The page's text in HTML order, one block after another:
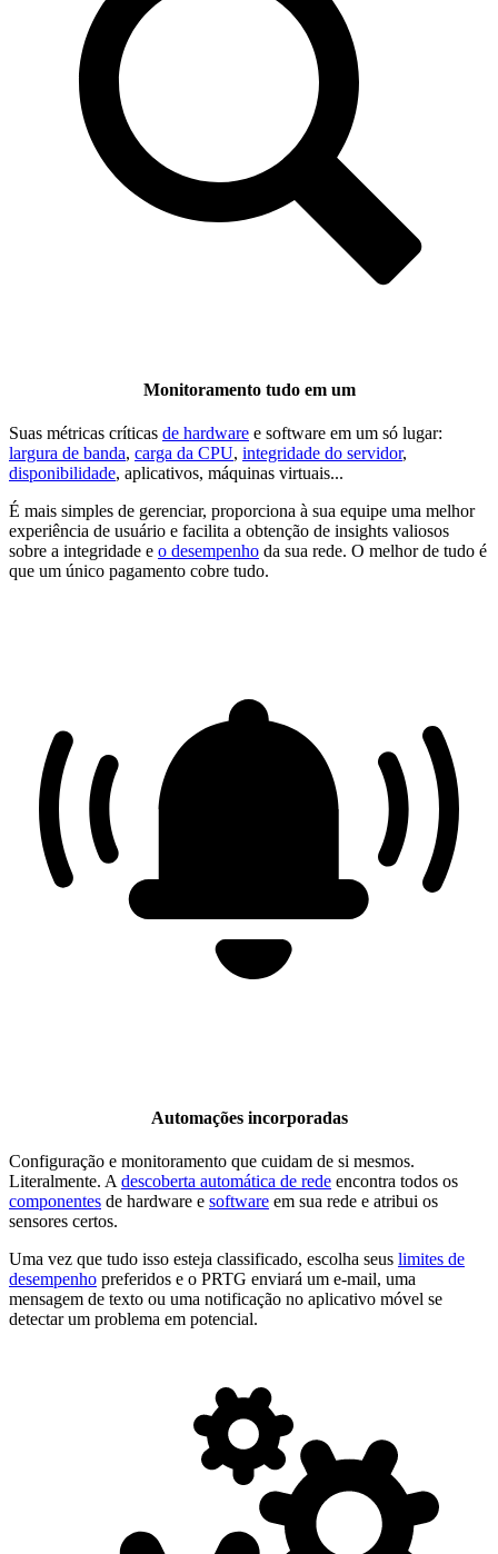
Monitoramento tudo em um
Suas métricas críticas de hardware e software em um só lugar:
largura de banda, carga da CPU, integridade do servidor,
disponibilidade, aplicativos, máquinas virtuais...
É mais simples de gerenciar, proporciona à sua equipe uma melhor
experiência de usuário e facilita a obtenção de insights valiosos
sobre a integridade e o desempenho da sua rede. O melhor de tudo é
que um único pagamento cobre tudo.
Automações incorporadas
Configuração e monitoramento que cuidam de si mesmos.
Literalmente. A descoberta automática de rede encontra todos os
componentes de hardware e software em sua rede e atribui os
sensores certos.
Uma vez que tudo isso esteja classificado, escolha seus limites de
desempenho preferidos e o PRTG enviará um e-mail, uma
mensagem de texto ou uma notificação no aplicativo móvel se
detectar um problema em potencial.